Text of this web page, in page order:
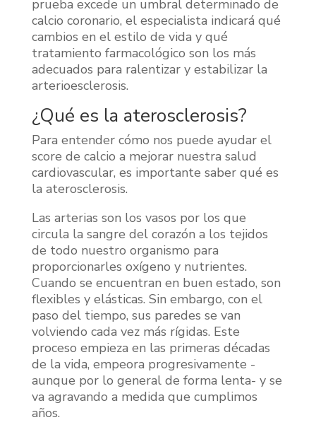
prueba excede un umbral determinado de
calcio coronario, el especialista indicará qué
cambios en el estilo de vida y qué
tratamiento farmacológico son los más
adecuados para ralentizar y estabilizar la
arterioesclerosis.
¿Qué es la aterosclerosis?
Para entender cómo nos puede ayudar el
score de calcio a mejorar nuestra salud
cardiovascular, es importante saber qué es
la aterosclerosis.
Las arterias son los vasos por los que
circula la sangre del corazón a los tejidos
de todo nuestro organismo para
proporcionarles oxígeno y nutrientes.
Cuando se encuentran en buen estado, son
flexibles y elásticas. Sin embargo, con el
paso del tiempo, sus paredes se van
volviendo cada vez más rígidas. Este
proceso empieza en las primeras décadas
de la vida, empeora progresivamente -
aunque por lo general de forma lenta- y se
va agravando a medida que cumplimos
años.